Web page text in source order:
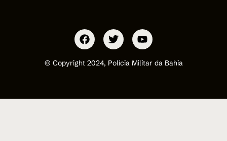
© Copyright 2024, Polícia Militar da Bahia